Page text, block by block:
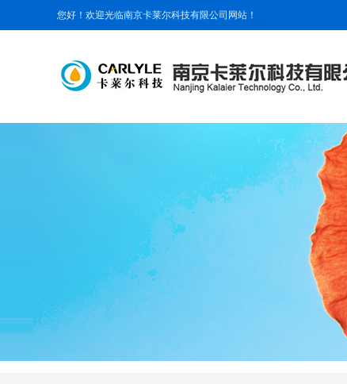
您好！欢迎光临南京卡莱尔科技有限公司网站！